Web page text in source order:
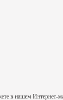
нашем Интернет-